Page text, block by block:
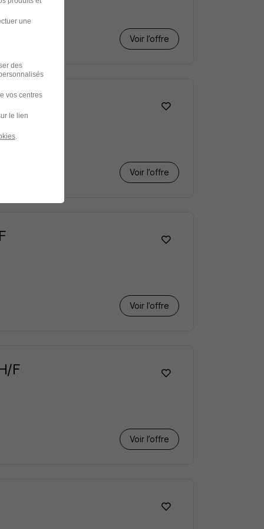
Voir l’offre
F
Voir l’offre
Voir l’offre
F
Voir l’offre
une
des
vos centres
le lien
.